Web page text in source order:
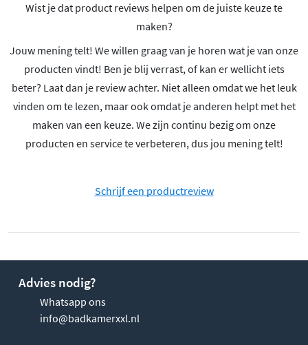
Wist je dat product reviews helpen om de juiste keuze te
maken?
Jouw mening telt! We willen graag van je horen wat je van onze
producten vindt! Ben je blij verrast, of kan er wellicht iets
beter? Laat dan je review achter. Niet alleen omdat we het leuk
vinden om te lezen, maar ook omdat je anderen helpt met het
maken van een keuze. We zijn continu bezig om onze
producten en service te verbeteren, dus jou mening telt!
Schrijf een productreview
Advies nodig?
Whatsapp ons
info@badkamerxxl.nl